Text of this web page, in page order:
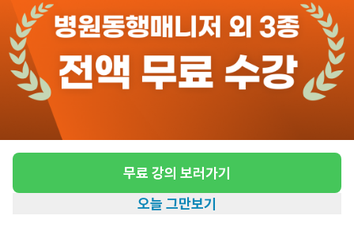
무료 강의 보러가기
오늘 그만보기